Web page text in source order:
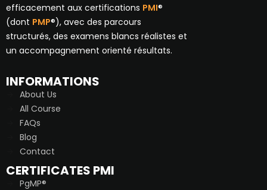
efficacement aux certifications PMI®
(dont PMP®), avec des parcours
structurés, des examens blancs réalistes et
un accompagnement orienté résultats.
INFORMATIONS
About Us
All Course
FAQs
Blog
Contact
CERTIFICATES PMI
PgMP®